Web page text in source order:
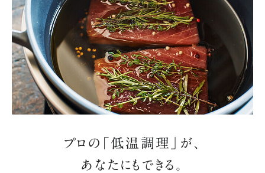
プロの「低温調理」が、
あなたにもできる。